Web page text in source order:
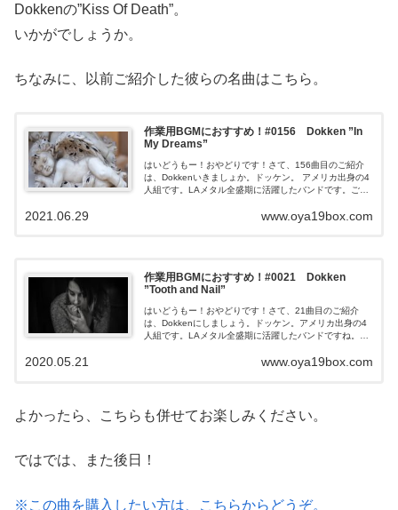
Dokkenの”Kiss Of Death”。
いかがでしょうか。
ちなみに、以前ご紹介した彼らの名曲はこちら。
作業用BGMにおすすめ！#0156 Dokken ”In
My Dreams”
はいどうもー！おやどりです！さて、156曲目のご紹介
は、Dokkenいきましょか。ドッケン。 アメリカ出身の4
人組です。LAメタル全盛期に活躍したバンドです。ご紹
www.oya19box.com
2021.06.29
作業用BGMにおすすめ！#0021 Dokken
”Tooth and Nail”
はいどうもー！おやどりです！さて、21曲目のご紹介
は、Dokkenにしましょう。ドッケン。アメリカ出身の4
人組です。LAメタル全盛期に活躍したバンドですね。ご
www.oya19box.com
2020.05.21
よかったら、こちらも併せてお楽しみください。
ではでは、また後日！
※この曲を購入したい方は、こちらからどうぞ。